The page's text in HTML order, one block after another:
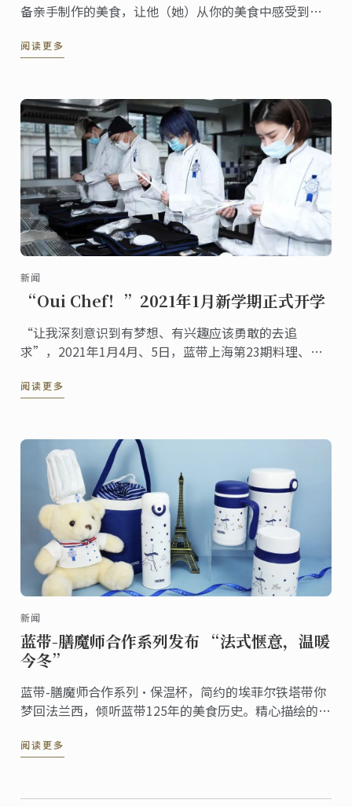
备亲手制作的美食，让他（她）从你的美食中感受到你
晚餐是如此重要的原因啦！
阅读更多
新闻
“Oui Chef！”2021年1月新学期正式开学
“让我深刻意识到有梦想、有兴趣应该勇敢的去追
求”，2021年1月4月、5日，蓝带上海第23期料理、甜
阅读更多
新闻
蓝带-膳魔师合作系列发布 “法式惬意，温暖
今冬”
蓝带-膳魔师合作系列·保温杯，简约的埃菲尔铁塔带你
梦回法兰西，倾听蓝带125年的美食历史。精心描绘的烘
阅读更多